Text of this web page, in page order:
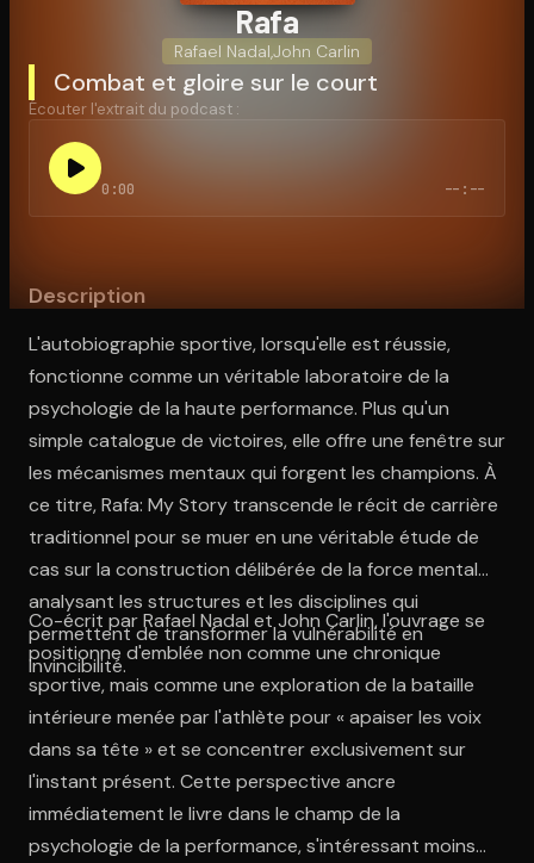
Rafa
Rafael NadalJohn Carlin
Combat et gloire sur le court
Écouter l'extrait du podcast :
0:00 --:--
Description
L'autobiographie sportive, lorsqu'elle est réussie,
fonctionne comme un véritable laboratoire de la
psychologie de la haute performance. Plus qu'un
simple catalogue de victoires, elle offre une fenêtre sur
les mécanismes mentaux qui forgent les champions. À
ce titre, Rafa: My Story transcende le récit de carrière
traditionnel pour se muer en une véritable étude de
cas sur la construction délibérée de la force mentale,
analysant les structures et les disciplines qui
permettent de transformer la vulnérabilité en
invincibilité.
Co-écrit par Rafael Nadal et John Carlin, l'ouvrage se
positionne d'emblée non comme une chronique
sportive, mais comme une exploration de la bataille
intérieure menée par l'athlète pour « apaiser les voix
dans sa tête » et se concentrer exclusivement sur
l'instant présent. Cette perspective ancre
immédiatement le livre dans le champ de la
psychologie de la performance, s'intéressant moins